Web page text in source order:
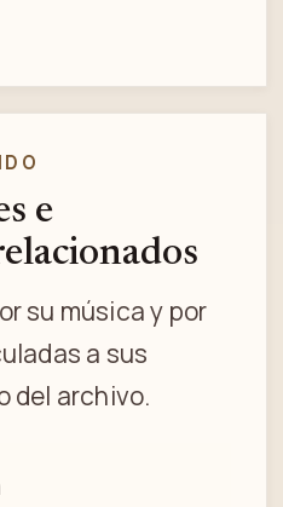
e
su música y por
a sus
del archivo.